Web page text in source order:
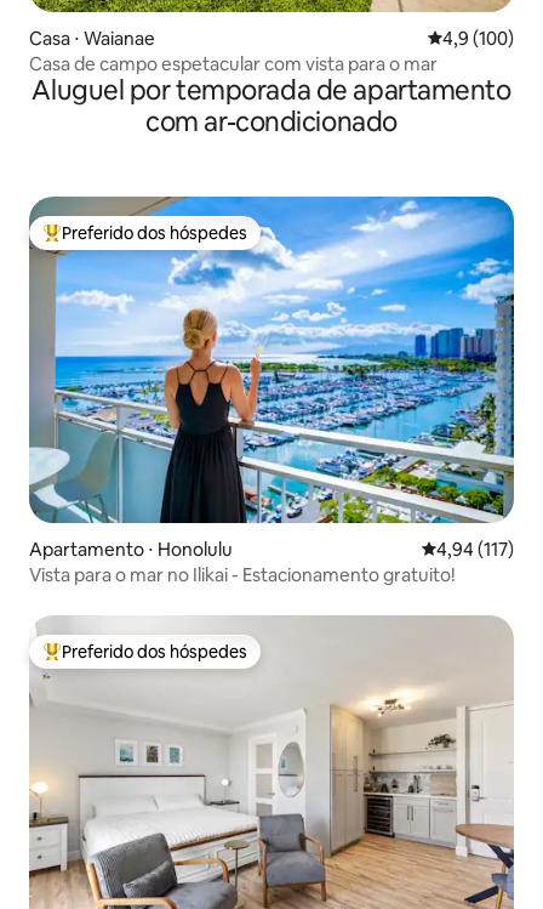
Casa ⋅ Waianae 4,9 de uma
4,9 (100)
Casa de campo espetacular com vista para o mar
Aluguel por temporada de apartamento
com ar-condicionado
Entre os melhores preferidos dos hóspedes
Preferido dos hóspedes
Apartamento ⋅ Honolulu 4,94 de uma
4,94 (117)
Vista para o mar no Ilikai - Estacionamento gratuito!
Entre os melhores preferidos dos hóspedes
Preferido dos hóspedes